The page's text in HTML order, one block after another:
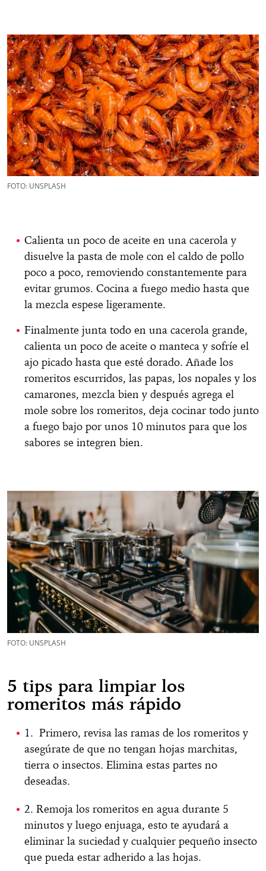
FOTO: UNSPLASH
Calienta un poco de aceite en una cacerola y
disuelve la pasta de mole con el caldo de pollo
poco a poco, removiendo constantemente para
evitar grumos. Cocina a fuego medio hasta que
la mezcla espese ligeramente.
Finalmente junta todo en una cacerola grande,
calienta un poco de aceite o manteca y sofríe el
ajo picado hasta que esté dorado. Añade los
romeritos escurridos, las papas, los nopales y los
camarones, mezcla bien y después agrega el
mole sobre los romeritos, deja cocinar todo junto
a fuego bajo por unos 10 minutos para que los
sabores se integren bien.
FOTO: UNSPLASH
5 tips para limpiar los
romeritos más rápido
1. Primero, revisa las ramas de los romeritos y
asegúrate de que no tengan hojas marchitas,
tierra o insectos. Elimina estas partes no
deseadas.
2. Remoja los romeritos en agua durante 5
minutos y luego enjuaga, esto te ayudará a
eliminar la suciedad y cualquier pequeño insecto
que pueda estar adherido a las hojas.